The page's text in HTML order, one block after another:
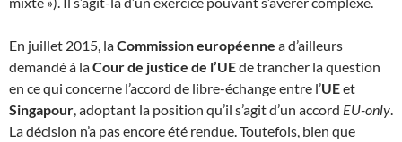
En juillet 2015, laCommission européenne a d’ailleurs
demandé à laCour de justice de l’UEde trancher la question
en ce qui concerne l’accord de libre-échange entre l’UEet
Singapour, adoptant la position qu’il s’agit d’un accord EU-only.
La décision n’a pas encore été rendue. Toutefois, bien que